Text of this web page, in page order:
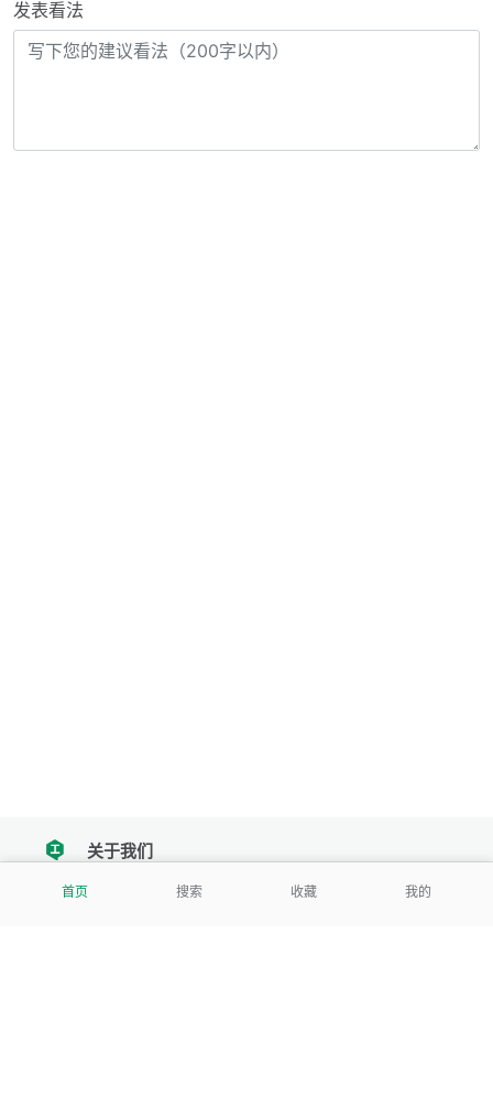
发表看法
首页 搜索 收藏 我的
tencent关于我们
我们努力把每一个工具做成批量处理的产品